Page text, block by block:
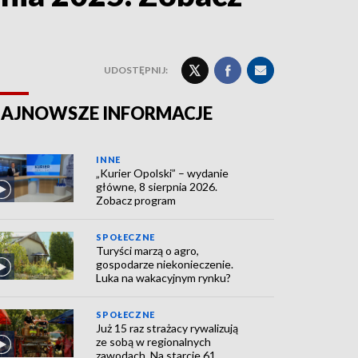
UDOSTĘPNIJ:
INFORMACJE
INNE
„Kurier Opolski” – wydanie
główne, 8 sierpnia 2026.
Zobacz program
SPOŁECZNE
Turyści marzą o agro,
gospodarze niekonieczenie.
Luka na wakacyjnym rynku?
SPOŁECZNE
Już 15 raz strażacy rywalizują
ze sobą w regionalnych
zawodach. Na starcie 61